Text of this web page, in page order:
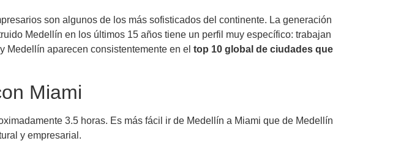
son algunos de los más sofisticados del continente. La generación
Medellín en los últimos 15 años tiene un perfil muy específico: trabajan
Medellín aparecen consistentemente en el top 10 global de ciudades que
Miami
3.5 horas. Es más fácil ir de Medellín a Miami que de Medellín
y empresarial.